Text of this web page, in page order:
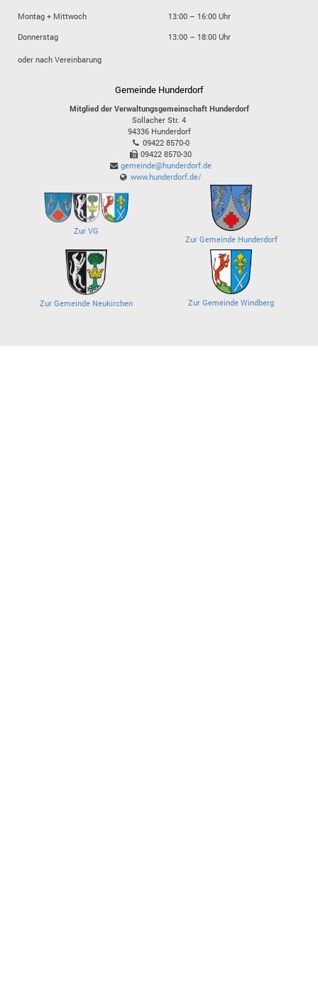
Montag + Mittwoch
13:00 – 16:00 Uhr
Donnerstag
13:00 – 18:00 Uhr
oder nach Vereinbarung
Gemeinde Hunderdorf
Mitglied der Verwaltungsgemeinschaft Hunderdorf
Sollacher Str. 4
94336 Hunderdorf
09422 8570-0
09422 8570-30
gemeinde@hunderdorf.de
www.hunderdorf.de/
Zur VG
Zur Gemeinde Hunderdorf
Zur Gemeinde Neukirchen Zur Gemeinde Windberg